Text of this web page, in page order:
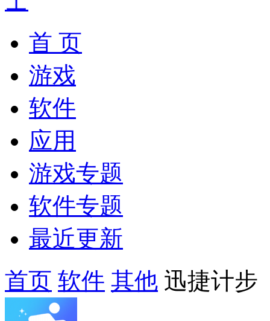
首 页
游戏
软件
应用
游戏专题
软件专题
最近更新
首页 软件 其他 迅捷计步